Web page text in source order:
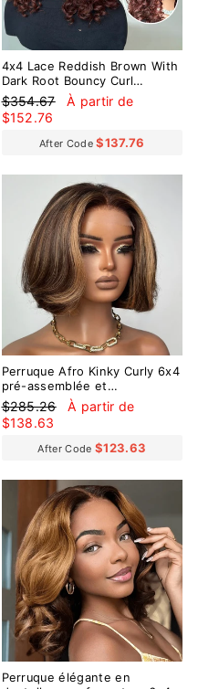
4x4 Lace Reddish Brown With
Dark Root Bouncy Curl
Glueless Wig
Prix
régulier
$354.67
Prix
À partir de
$152.76
After Code$137.76
Perruque Afro Kinky Curly 6x4
pré-assemblée et
transparente en dentelle sans
colle
Prix
régulier
$285.26
Prix
À partir de
$138.63
After Code $123.63
Perruque élégante en